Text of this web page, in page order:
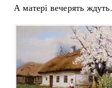
А матері вечерять ждуть.